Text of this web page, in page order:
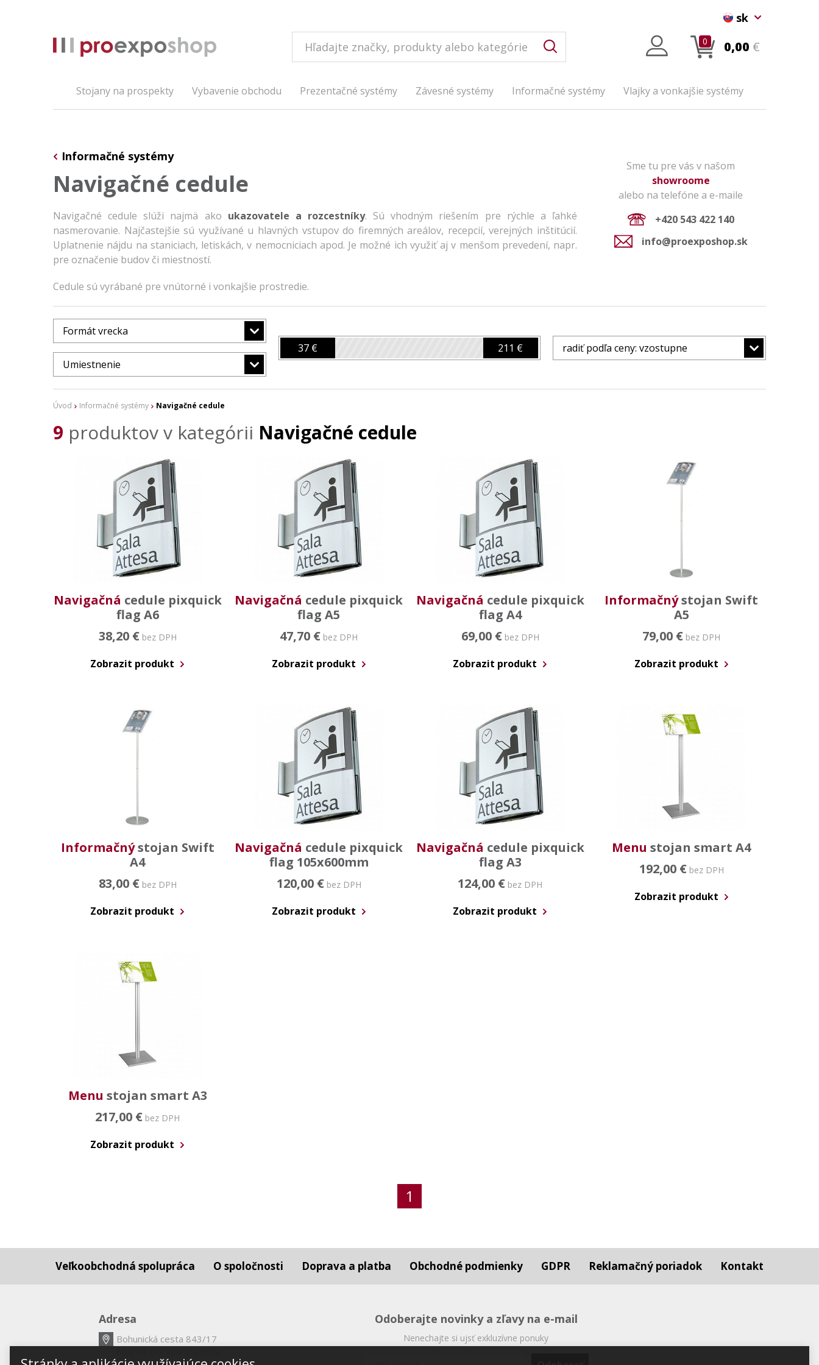
0 0,00 €
sk
Stojany na prospekty Vybavenie obchodu Prezentačné systémy Závesné systémy Informačné systémy Vlajky a vonkajšie systémy
Informačné systémy
Navigačné cedule
Navigačné cedule slúži najmä ako ukazovatele a rozcestníky. Sú vhodným riešením pre rýchle a ľahké
nasmerovanie. Najčastejšie sú využívané u hlavných vstupov do firemných areálov, recepcií, verejných inštitúcií.
Uplatnenie nájdu na staniciach, letiskách, v nemocniciach apod. Je možné ich využiť aj v menšom prevedení, napr.
pre označenie budov či miestností.
Cedule sú vyrábané pre vnútorné i vonkajšie prostredie.
Sme tu pre vás v našom
showroome
alebo na telefóne a e-maile
+420 543 422 140
info@proexposhop.sk
Formát vrecka
Umiestnenie
37 € 211 € radiť podľa ceny: vzostupne
Úvod Informačné systémy Navigačné cedule
9 produktov v kategórii Navigačné cedule
Navigačná cedule pixquick
flag A6
38,20 €bez DPH
Zobrazit produkt
Navigačná cedule pixquick
flag A5
47,70 € bez DPH
Zobrazit produkt
Navigačná cedule pixquick
flag A4
69,00 €bez DPH
Zobrazit produkt
Informačnýstojan Swift
A5
79,00 € bez DPH
Zobrazit produkt
Informačnýstojan Swift
A4
83,00 € bez DPH
Zobrazit produkt
Navigačná cedule pixquick
flag 105x600mm
120,00 € bez DPH
Zobrazit produkt
Navigačná cedule pixquick
flag A3
124,00 € bez DPH
Zobrazit produkt
Menu stojan smart A4
192,00 € bez DPH
Zobrazit produkt
Menu stojan smart A3
217,00 € bez DPH
Zobrazit produkt
1
Veľkoobchodná spolupráca O spoločnosti Doprava a platba Obchodné podmienky GDPR Reklamačný poriadok Kontakt
Adresa
Bohunická cesta 843/17
Odoberajte novinky a zľavy na e-mail
Nenechajte si ujsť exkluzívne ponuky